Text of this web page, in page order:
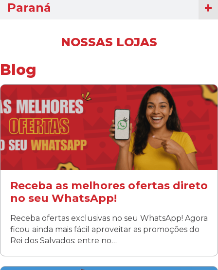
Paraná
Fanny
NOSSAS LOJAS
Blog
Receba as melhores ofertas direto
no seu WhatsApp!
Receba ofertas exclusivas no seu WhatsApp! Agora
ficou ainda mais fácil aproveitar as promoções do
Rei dos Salvados: entre no…